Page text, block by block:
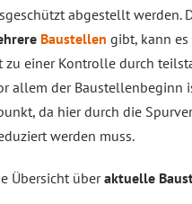
abgestellt werden.
Baustellen gibt, kann
zu einer Kontrolle durch
allem der Baustellenbeginn
da hier durch die
werden muss.
Übersicht überaktuelle